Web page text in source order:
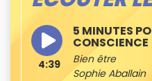
5 MINUTES
CONSCIENCE
Bien être
Sophie Aballain
4:39